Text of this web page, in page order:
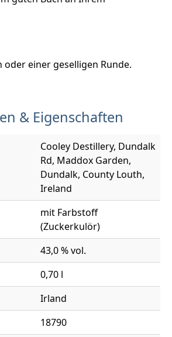
oder einer geselligen Runde.
& Eigenschaften
Cooley Destillery, Dundalk
Rd, Maddox Garden,
Dundalk, County Louth,
Ireland
mit Farbstoff
(Zuckerkulör)
43,0 % vol.
0,70 l
Irland
18790